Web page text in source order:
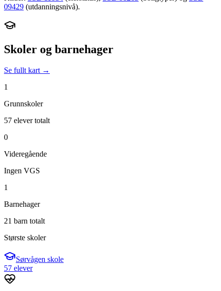
09429 (utdanningsnivå).
Skoler og barnehager
Se fullt kart →
1
Grunnskoler
57 elever totalt
0
Videregående
Ingen VGS
1
Barnehager
21 barn totalt
Største skoler
Sørvågen skole
57 elever